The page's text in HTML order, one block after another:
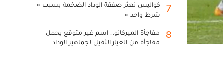
7
كواليس تعثر صفقة الوداد الضخمة بسبب «
شرط واحد »
8
مفاجأة الميركاتو... اسم غير متوقع يحمل
مفاجأة من العيار الثقيل لجماهير الوداد